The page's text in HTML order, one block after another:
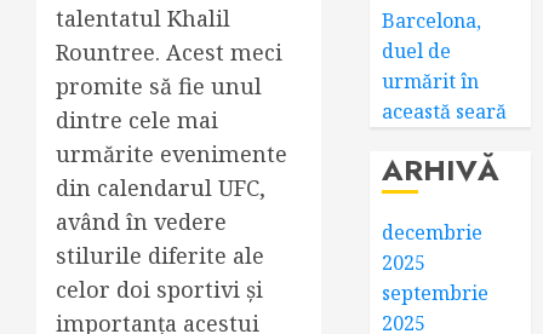
talentatul Khalil
Rountree. Acest meci
promite să fie unul
dintre cele mai
urmărite evenimente
din calendarul UFC,
având în vedere
stilurile diferite ale
celor doi sportivi și
importanța acestui
Barcelona,
duel de
urmărit în
această seară
ARHIVĂ
decembrie
2025
septembrie
2025